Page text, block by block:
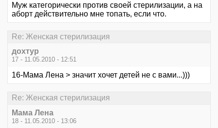
Муж категорически против своей стерилизации, а на
аборт действительно мне топать, если что.
Re: Женская стерилизация
дохтур
17 - 11.05.2010 - 12:51
16-Мама Лена > значит хочет детей не с вами...)))
Re: Женская стерилизация
Мама Лена
18 - 11.05.2010 - 13:06